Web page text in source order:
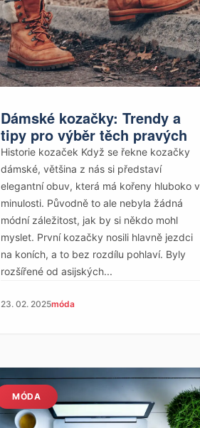
Dámské kozačky: Trendy a
tipy pro výběr těch pravých
Historie kozaček Když se řekne kozačky
dámské, většina z nás si představí
elegantní obuv, která má kořeny hluboko v
minulosti. Původně to ale nebyla žádná
módní záležitost, jak by si někdo mohl
myslet. První kozačky nosili hlavně jezdci
na koních, a to bez rozdílu pohlaví. Byly
rozšířené od asijských...
23. 02. 2025móda
MÓDA